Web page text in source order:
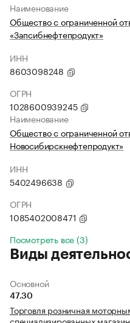
Наименование
Общество с ограниченной
«Запсибнефтепродукт»
ИНН
8603098248
ОГРН
1028600939245
Наименование
Общество с ограниченной
Новосибирскнефтепродукт»
ИНН
5402496638
ОГРН
1085402008471
Посмотреть все (3)
Виды
Основной
47.30
Торговля розничная